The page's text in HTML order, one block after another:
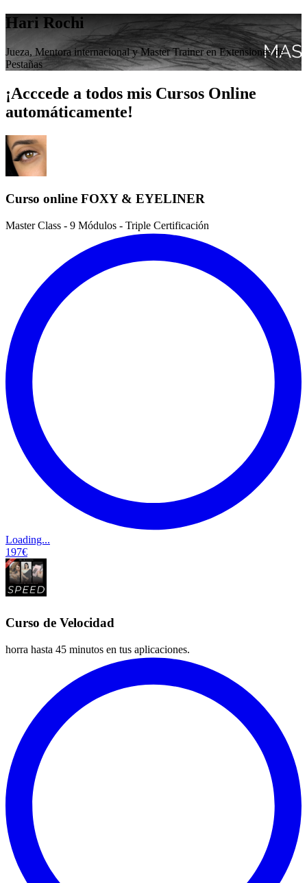
Hari Rochi
Jueza, Mentora internacional y Master Trainer en Extensiones de
Pestañas
¡Acccede a todos mis Cursos Online
automáticamente!
Curso online FOXY & EYELINER
Master Class - 9 Módulos - Triple Certificación
Loading...
197€
Curso de Velocidad
horra hasta 45 minutos en tus aplicaciones.